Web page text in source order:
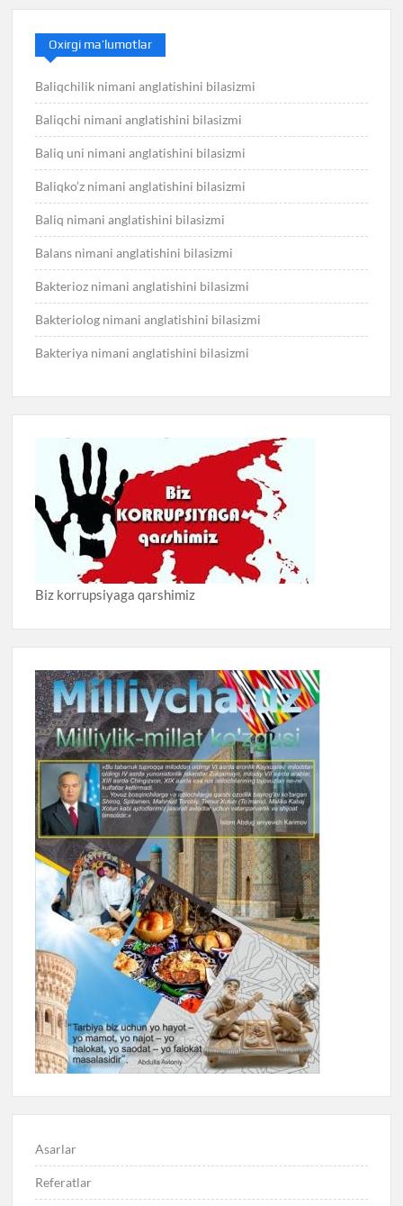
Oxirgi ma’lumotlar
Baliqchilik nimani anglatishini bilasizmi
Baliqchi nimani anglatishini bilasizmi
Baliq uni nimani anglatishini bilasizmi
Baliqko’z nimani anglatishini bilasizmi
Baliq nimani anglatishini bilasizmi
Balans nimani anglatishini bilasizmi
Bakterioz nimani anglatishini bilasizmi
Bakteriolog nimani anglatishini bilasizmi
Bakteriya nimani anglatishini bilasizmi
Biz korrupsiyaga qarshimiz
Asarlar
Referatlar